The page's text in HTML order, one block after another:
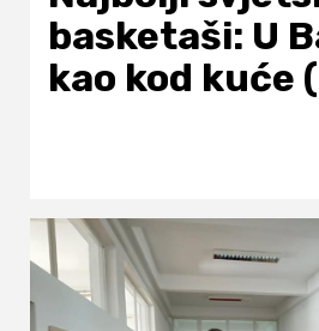
basketaši: U
kao kod kuće